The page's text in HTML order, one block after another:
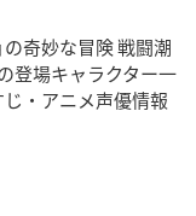
の奇妙な冒険 戦闘潮
登場キャラクター一
・アニメ声優情報